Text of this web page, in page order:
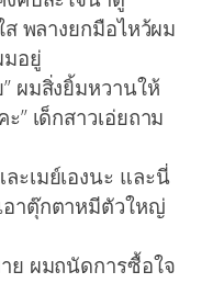
ส พลางยกมือไหว้ผม
มอยู่
ผมสิ่งยิ้มหวานให้
” เด็กสาวเอ่ยถาม
ะเมย์เองนะ และนี่
อาตุ๊กตาหมีตัวใหญ่
ย ผมถนัดการซื้อใจ